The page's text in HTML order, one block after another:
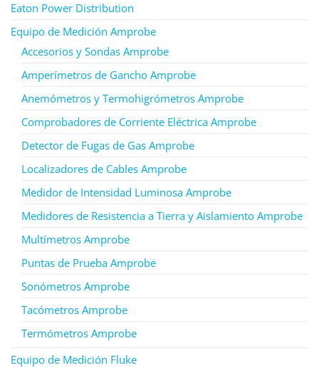
Eaton Power Distribution
Equipo de Medición Amprobe
Accesorios y Sondas Amprobe
Amperímetros de Gancho Amprobe
Anemómetros y Termohigrómetros Amprobe
Comprobadores de Corriente Eléctrica Amprobe
Detector de Fugas de Gas Amprobe
Localizadores de Cables Amprobe
Medidor de Intensidad Luminosa Amprobe
Medidores de Resistencia a Tierra y Aislamiento Amprobe
Multímetros Amprobe
Puntas de Prueba Amprobe
Sonómetros Amprobe
Tacómetros Amprobe
Termómetros Amprobe
Equipo de Medición Fluke